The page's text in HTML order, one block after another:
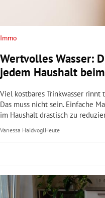
Untermenü
Untermenü
Untermenü
Untermenü
Untermenü
Immo
Wertvolles Wasser:
jedem Haushalt
Viel kostbares Trinkwasser
Das muss nicht sein. Einfache
im Haushalt drastisch zu
Vanessa HaidvoglHeute